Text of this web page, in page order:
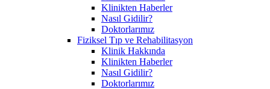
Klinikten Haberler
Nasıl Gidilir?
Doktorlarımız
Fiziksel Tıp ve Rehabilitasyon
Klinik Hakkında
Klinikten Haberler
Nasıl Gidilir?
Doktorlarımız